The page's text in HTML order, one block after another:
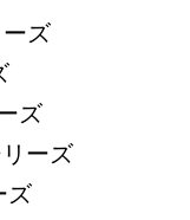
ズ
ズ
ーズ
ズ